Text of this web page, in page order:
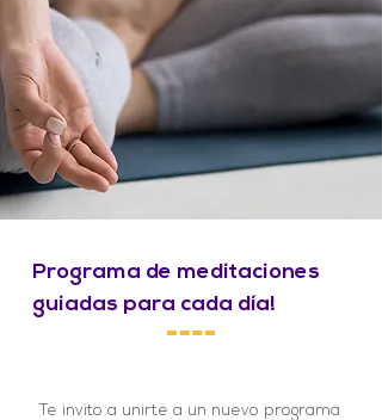
Programa de meditaciones
guiadas para cada día!
Te invito a unirte a un nuevo programa